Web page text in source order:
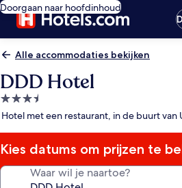
Doorgaan naar hoofdinhoud
Alle accommodaties bekijken
DDD Hotel
3.5-
sterrenaccommodatie
Hotel met een restaurant, in de buurt van
Kies datums om prijzen te
Waar wil je naartoe?